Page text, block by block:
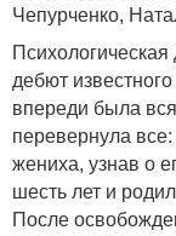
Чепурченко,
дебют
впереди была
перевернула
жениха, узнав о
шесть лет и
После